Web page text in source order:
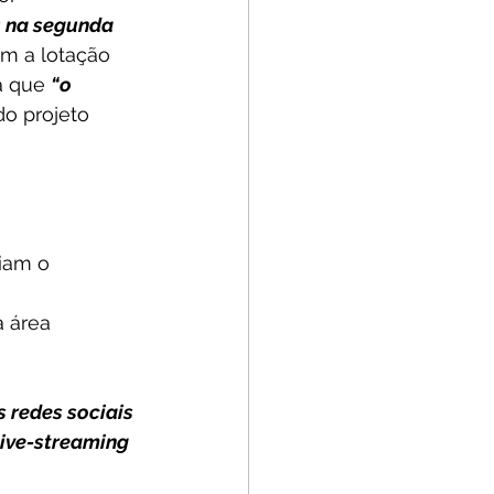
segunda
a lotação
que “o
projeto
o
área
redes sociais
streaming